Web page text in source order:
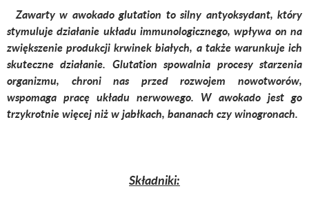
Zawarty w awokado glutation to silny antyoksydant, który
stymuluje działanie układu immunologicznego, wpływa on na
zwiększenie produkcji krwinek białych, a także warunkuje ich
skuteczne działanie. Glutation spowalnia procesy starzenia
organizmu, chroni nas przed rozwojem nowotworów,
wspomaga pracę układu nerwowego. W awokado jest go
trzykrotnie więcej niż w jabłkach, bananach czy winogronach.
Składniki: